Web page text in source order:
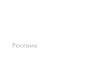
Реклама